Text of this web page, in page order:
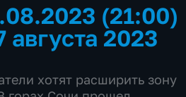
(21:00)
августа 2023
хотят расширить зону